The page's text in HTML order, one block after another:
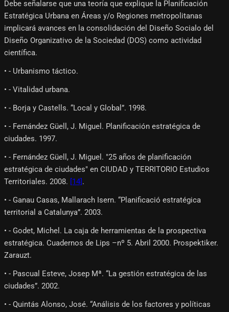
Debe señalarse que una teoría que explique la Planificación
Estratégica Urbana en Áreas y/o Regiones metropolitanas
implicará avances en la consolidación del Diseño Socialo del
Diseño Organizativo de la Sociedad (DOS) como actividad
científica.
• - Urbanismo táctico.
• - Vitalidad urbana.
• - Borja y Castells. “Local y Global”. 1998.
• - Fernández Güell, J. Miguel. Planificación estratégica de
ciudades. 1997.
• - Fernández Güell, J. Miguel. "25 años de planificación
estratégica de ciudades" en CIUDAD y TERRITORIO Estudios
Territoriales. 2008. [14] .
• - Ganau Casas, Mallarach Isern. “Planificació estratégica
territorial a Catalunya”. 2003.
• - Godet, Michel. La caja de herramientas de la prospectiva
estratégica. Cuadernos de Lips –nº 5. Abril 2000. Prospektiker.
Zarauzt.
• - Pascual Esteve, Josep Mª. “La gestión estratégica de las
ciudades”. 2002.
• - Quintás Alonso, José. “Análisis de los factores y políticas